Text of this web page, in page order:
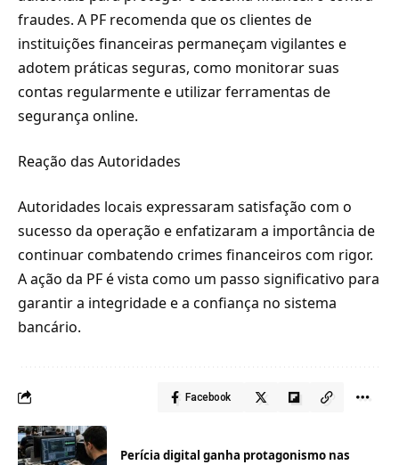
fraudes. A PF recomenda que os clientes de
instituições financeiras permaneçam vigilantes e
adotem práticas seguras, como monitorar suas
contas regularmente e utilizar ferramentas de
segurança online.
Reação das Autoridades
Autoridades locais expressaram satisfação com o
sucesso da operação e enfatizaram a importância de
continuar combatendo crimes financeiros com rigor.
A ação da PF é vista como um passo significativo para
garantir a integridade e a confiança no sistema
bancário.
Facebook
Perícia digital ganha protagonismo nas